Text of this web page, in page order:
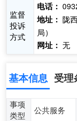
监督
投诉
方式
电话：
地址： 陇
局）
网址： 无
基本信息 受理
事项
类型
公共服务